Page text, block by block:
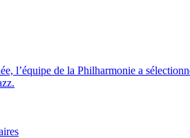
l’équipe de la Philharmonie a